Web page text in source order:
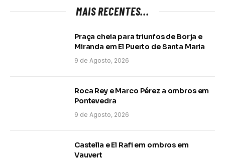
MAIS RECENTES...
Praça cheia para triunfos de Borja e
Miranda em El Puerto de Santa Maria
9 de Agosto, 2026
Roca Rey e Marco Pérez a ombros em
Pontevedra
9 de Agosto, 2026
Castella e El Rafi em ombros em
Vauvert